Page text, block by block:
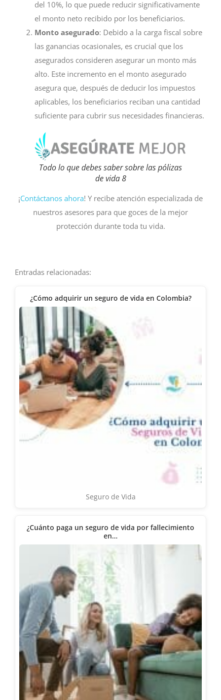
del 10%, lo que puede reducir significativamente
el monto neto recibido por los beneficiarios.
Monto asegurado: Debido a la carga fiscal sobre
las ganancias ocasionales, es crucial que los
asegurados consideren asegurar un monto más
alto. Este incremento en el monto asegurado
asegura que, después de deducir los impuestos
aplicables, los beneficiarios reciban una cantidad
suficiente para cubrir sus necesidades financieras.
Todo lo que debes saber sobre las pólizas
de vida 8
¡Contáctanos ahora! Y recibe atención especializada de
nuestros asesores para que goces de la mejor
protección durante toda tu vida.
Entradas relacionadas:
¿Cómo adquirir un seguro de vida en Colombia?
Seguro de Vida
¿Cuánto paga un seguro de vida por fallecimiento
en…